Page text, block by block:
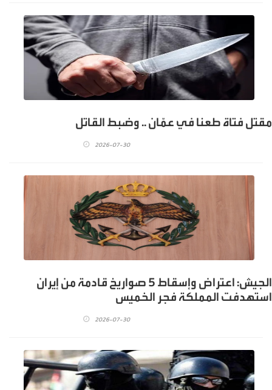
مقتل فتاة طعنا في عمّان .. وضبط القاتل
2026-07-30
الجيش: اعتراض وإسقاط 5 صواريخ قادمة من إيران
استهدفت المملكة فجر الخميس
2026-07-30